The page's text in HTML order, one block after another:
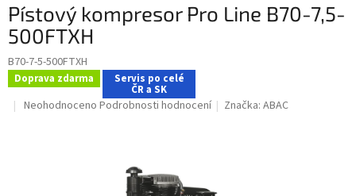
Pístový kompresor Pro Line B70-7,5-
500FTXH
B70-7-5-500FTXH
Doprava zdarma Servis po celé
ČR a SK
Průměrné
Neohodnoceno Podrobnosti hodnocení Značka:ABAC